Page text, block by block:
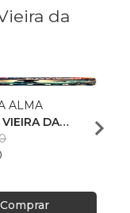
da
ALMA
DA
Comprar